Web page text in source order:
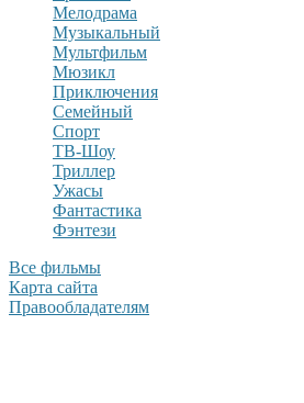
Мелодрама
Музыкальный
Мультфильм
Мюзикл
Приключения
Семейный
Спорт
ТВ-Шоу
Триллер
Ужасы
Фантастика
Фэнтези
Все фильмы
Карта сайта
Правообладателям